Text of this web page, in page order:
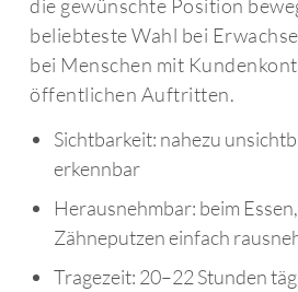
die gewünschte Position
beliebteste Wahl bei
bei Menschen mit
öffentlichen Auftritten.
Sichtbarkeit: nahezu
erkennbar
Herausnehmbar: beim
Zähneputzen einfach
Tragezeit: 20–22 Stunden